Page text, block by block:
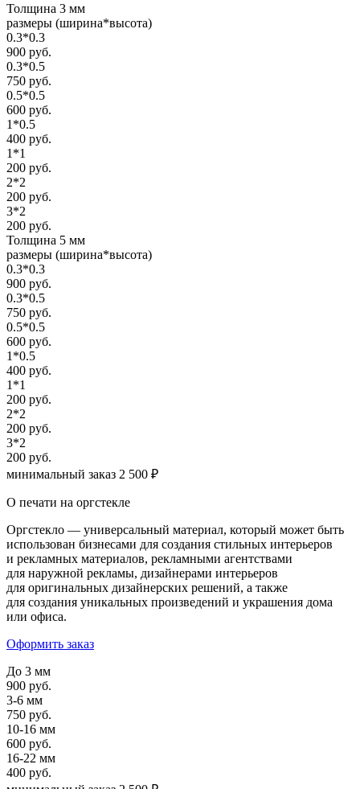
Толщина 3 мм
размеры (ширина*высота)
0.3*0.3
900 руб.
0.3*0.5
750 руб.
0.5*0.5
600 руб.
1*0.5
400 руб.
1*1
200 руб.
2*2
200 руб.
3*2
200 руб.
Толщина 5 мм
размеры (ширина*высота)
0.3*0.3
900 руб.
0.3*0.5
750 руб.
0.5*0.5
600 руб.
1*0.5
400 руб.
1*1
200 руб.
2*2
200 руб.
3*2
200 руб.
минимальный заказ 2 500 ₽
О печати на оргстекле
Оргстекло — универсальный материал, который может быть
использован бизнесами для создания стильных интерьеров
и рекламных материалов, рекламными агентствами
для наружной рекламы, дизайнерами интерьеров
для оригинальных дизайнерских решений, а также
для создания уникальных произведений и украшения дома
или офиса.
Оформить заказ
До 3 мм
900 руб.
3-6 мм
750 руб.
10-16 мм
600 руб.
16-22 мм
400 руб.